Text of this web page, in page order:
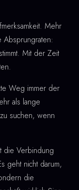
Mehr
Absprungraten:
Mit der Zeit
Weg immer der
als lange
suchen, wenn
die Verbindung
geht nicht darum,
die